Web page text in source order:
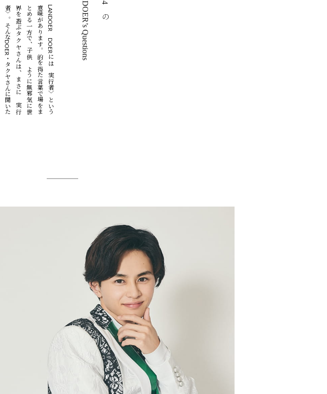
4つの
DOER’s Questions
L
A
N
D
O
E
R
の
D
O
E
R
に
は
〈
実
行
者
〉
と
い
う
意
味
が
あ
り
ま
す
。
的
を
得
た
言
葉
で
場
を
ま
と
め
る
一
方
で
、
子
供
の
よ
う
に
無
邪
気
に
世
界
を
遊
ぶ
タ
ク
ヤ
さ
ん
は
、
ま
さ
に
〈
実
行
者
〉
。
そ
ん
な
D
O
E
R
・
タ
ク
ヤ
さ
ん
に
聞
い
た
４
つ
の
マ
ス
ト
ク
エ
ス
チ
ョ
ン